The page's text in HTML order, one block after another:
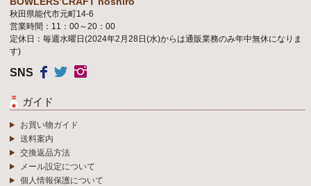
秋田県能代市元町14-6
営業時間：11：00～20：00
定休日：毎週水曜日(2024年2月28日(水)からは通販業務のみ年中無休になりま
す)
SNS
ガイド
お買い物ガイド
送料案内
交換返品方法
メール設定について
個人情報保護について